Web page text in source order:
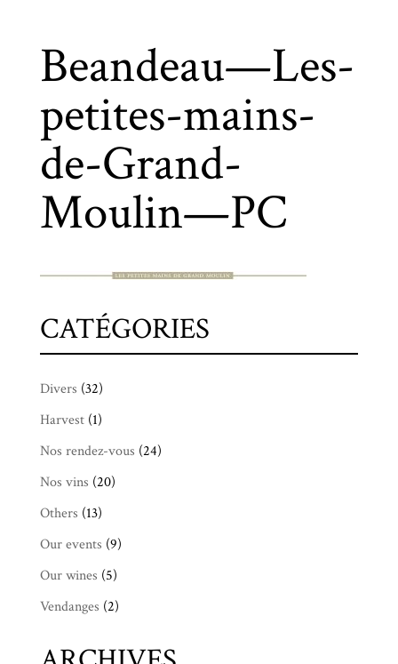
Beandeau—Les-
petites-mains-
de-Grand-
Moulin—PC
CATÉGORIES
Divers (32)
Harvest(1)
Nos rendez-vous (24)
Nos vins (20)
Others (13)
Our events (9)
Our wines (5)
Vendanges (2)